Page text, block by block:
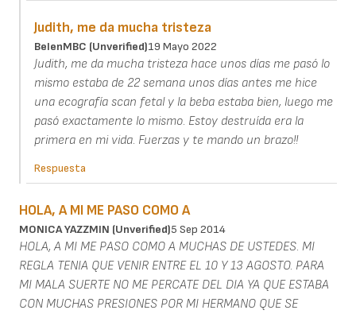
Judith, me da mucha tristeza
BelenMBC (unverified)19 Mayo 2022
Judith, me da mucha tristeza hace unos días me pasó lo
mismo estaba de 22 semana unos días antes me hice
una ecografía scan fetal y la beba estaba bien, luego me
pasó exactamente lo mismo. Estoy destruída era la
primera en mi vida. Fuerzas y te mando un brazo!!
Respuesta
HOLA, A MI ME PASO COMO A
MONICA YAZZMIN (unverified)5 Sep 2014
HOLA, A MI ME PASO COMO A MUCHAS DE USTEDES. MI
REGLA TENIA QUE VENIR ENTRE EL 10 Y 13 AGOSTO. PARA
MI MALA SUERTE NO ME PERCATE DEL DIA YA QUE ESTABA
CON MUCHAS PRESIONES POR MI HERMANO QUE SE